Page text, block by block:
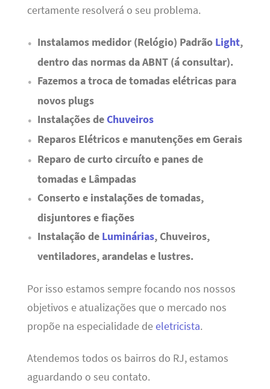
certamente resolverá o seu problema.
Instalamos medidor (Relógio) Padrão Light,
dentro das normas da ABNT (á consultar).
Fazemos a troca de tomadas elétricas para
novos plugs
Instalações de Chuveiros
Reparos Elétricos e manutenções em Gerais
Reparo de curto circuíto e panes de
tomadas e Lâmpadas
Conserto e instalações de tomadas,
disjuntores e fiações
Instalação de Luminárias, Chuveiros,
ventiladores, arandelas e lustres.
Por isso estamos sempre focando nos nossos
objetivos e atualizações que o mercado nos
propõe na especialidade deeletricista.
Atendemos todos os bairros do RJ, estamos
aguardando o seu contato.